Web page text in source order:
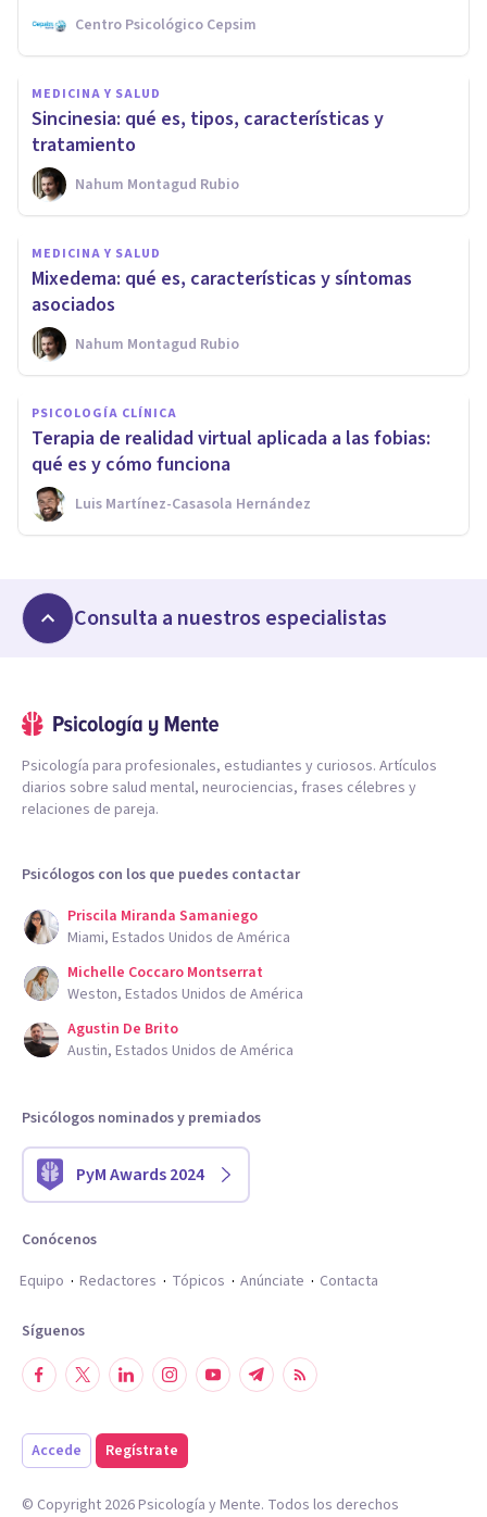
Centro Psicológico Cepsim
MEDICINA Y SALUD
Sincinesia: qué es, tipos, características y
tratamiento
Nahum Montagud Rubio
MEDICINA Y SALUD
Mixedema: qué es, características y síntomas
asociados
Nahum Montagud Rubio
PSICOLOGÍA CLÍNICA
Terapia de realidad virtual aplicada a las fobias:
qué es y cómo funciona
Luis Martínez-Casasola Hernández
Consulta a nuestros especialistas
Psicología para profesionales, estudiantes y curiosos. Artículos
diarios sobre salud mental, neurociencias, frases célebres y
relaciones de pareja.
Psicólogos con los que puedes contactar
Priscila Miranda Samaniego
Miami, Estados Unidos de América
Michelle Coccaro Montserrat
Weston, Estados Unidos de América
Agustin De Brito
Austin, Estados Unidos de América
Psicólogos nominados y premiados
PyM Awards 2024
Conócenos
Equipo
Redactores Tópicos Anúnciate Contacta
Síguenos
Accede Regístrate
© Copyright 2026Psicología y Mente. Todos los derechos